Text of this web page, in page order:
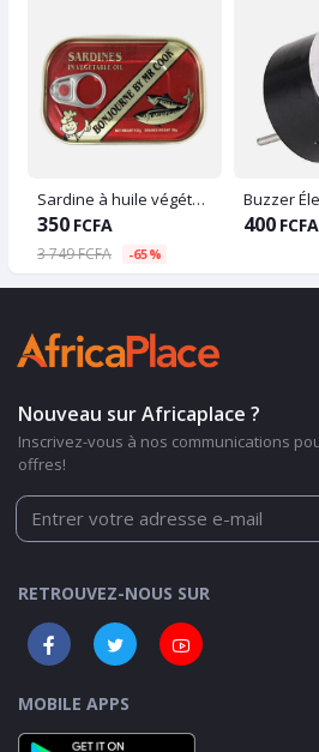
Sardine à huile végétale 125g
350 FCFA
3 749 FCFA -65%
400 FCFA
Nouveau sur Africaplace ?
Inscrivez-vous à nos communications
offres!
RETROUVEZ-NOUS SUR
MOBILE APPS